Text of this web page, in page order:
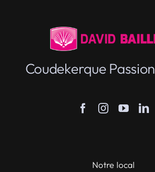
Le dispositif voisins
Ça y est en ce début d'année (
vigilants et mairies vigilantes est
Jean Vilar en présence de la [...]